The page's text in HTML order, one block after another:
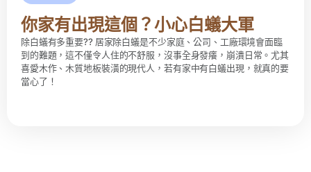
你家有出現這個？小心白蟻大軍
除白蟻有多重要?? 居家除白蟻是不少家庭、公司、工廠環境會面臨
到的難題，這不僅令人住的不舒服，沒事全身發癢，崩潰日常。尤其
喜愛木作、木質地板裝潢的現代人，若有家中有白蟻出現，就真的要
當心了！